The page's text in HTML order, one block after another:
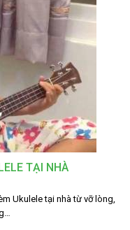
TẠI NHÀ
Ukulele tại nhà từ vỡ lòng,